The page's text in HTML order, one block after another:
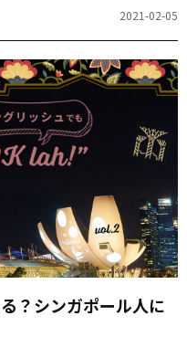
2021-02-05
？シンガポール人に